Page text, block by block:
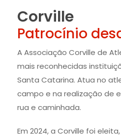
Corville
Patrocínio
A Associação Corville de
mais reconhecidas
Santa Catarina. Atua no
campo e na realização de
rua e caminhada.
Em 2024, a Corville foi